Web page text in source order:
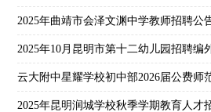
2025年曲靖市会泽文渊中学教师招聘公
2025年10月昆明市第十二幼儿园招聘编
云大附中星耀学校初中部2026届公费师
2025年昆明润城学校秋季学期教育人才